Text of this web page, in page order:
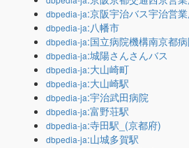
dbpedia-ja:京阪宇治バス宇治営
dbpedia-ja:八幡市
dbpedia-ja:国立病院機構南京都
dbpedia-ja:城陽さんさんバス
dbpedia-ja:大山崎町
dbpedia-ja:大山崎駅
dbpedia-ja:宇治武田病院
dbpedia-ja:富野荘駅
dbpedia-ja:寺田駅_(京都府)
dbpedia-ja:山城多賀駅